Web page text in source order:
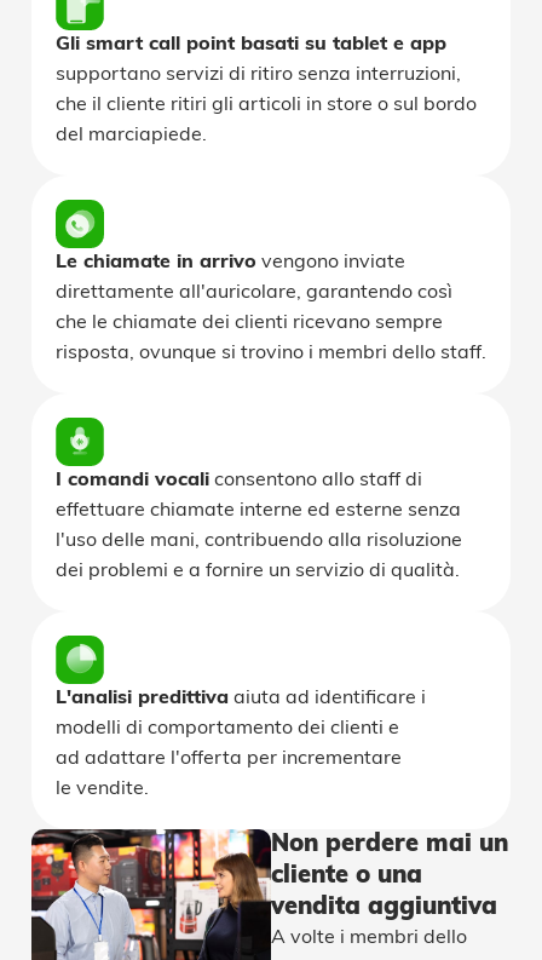
Gli smart call point basati su tablet e app
supportano servizi di ritiro senza interruzioni,
che il cliente ritiri gli articoli in store o sul bordo
del marciapiede.
Le chiamate in arrivo vengono inviate
direttamente all'auricolare, garantendo così
che le chiamate dei clienti ricevano sempre
risposta, ovunque si trovino i membri dello staff.
I comandi vocali consentono allo staff di
effettuare chiamate interne ed esterne senza
l'uso delle mani, contribuendo alla risoluzione
dei problemi e a fornire un servizio di qualità.
L'analisi predittiva aiuta ad identificare i
modelli di comportamento dei clienti e
ad adattare l'offerta per incrementare
le vendite.
Non perdere mai un
cliente o una
vendita aggiuntiva
A volte i membri dello